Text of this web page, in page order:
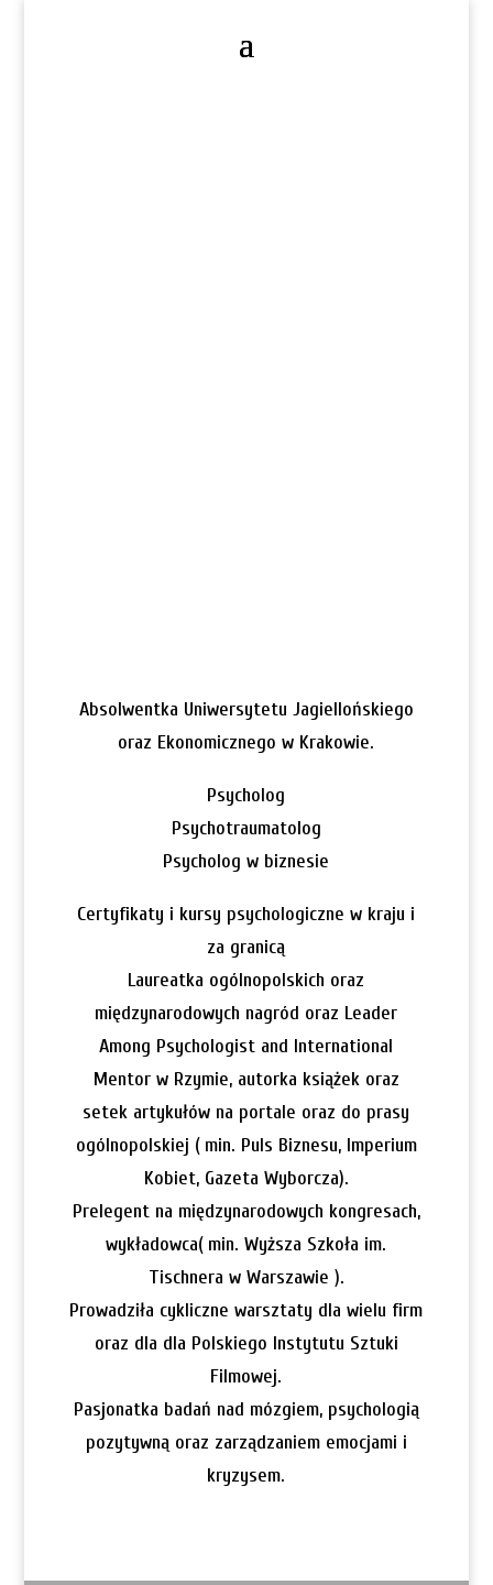
Absolwentka Uniwersytetu Jagiellońskiego
oraz Ekonomicznego w Krakowie.
Psycholog
Psychotraumatolog
Psycholog w biznesie
Certyfikaty i kursy psychologiczne w kraju i
za granicą
Laureatka ogólnopolskich oraz
międzynarodowych nagród oraz Leader
Among Psychologist and International
Mentor w Rzymie, autorka książek oraz
setek artykułów na portale oraz do prasy
ogólnopolskiej ( min. Puls Biznesu, Imperium
Kobiet, Gazeta Wyborcza).
Prelegent na międzynarodowych kongresach,
wykładowca( min. Wyższa Szkoła im.
Tischnera w Warszawie ).
Prowadziła cykliczne warsztaty dla wielu firm
oraz dla dla Polskiego Instytutu Sztuki
Filmowej.
Pasjonatka badań nad mózgiem, psychologią
pozytywną oraz zarządzaniem emocjami i
kryzysem.